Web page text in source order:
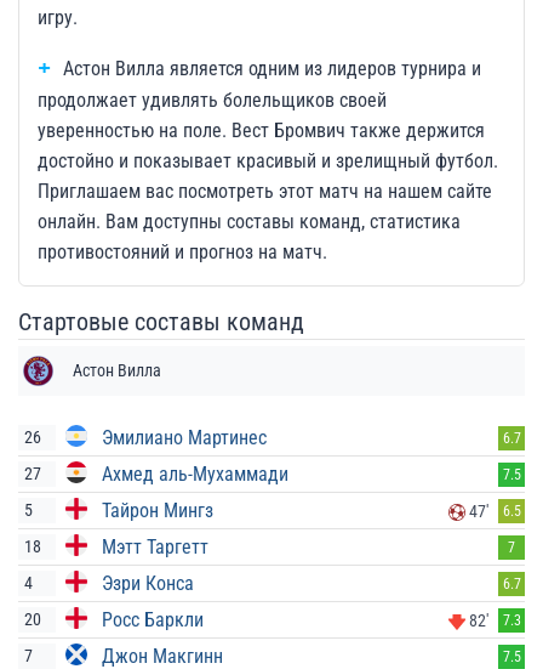
игру.
Астон Вилла является одним из лидеров турнира и
продолжает удивлять болельщиков своей
уверенностью на поле. Вест Бромвич также держится
достойно и показывает красивый и зрелищный футбол.
Приглашаем вас посмотреть этот матч на нашем сайте
онлайн. Вам доступны составы команд, статистика
противостояний и прогноз на матч.
Стартовые составы команд
Астон Вилла
26 Эмилиано Мартинес 6.7
27 Ахмед аль-Мухаммади 7.5
5 Тайрон Мингз 47' 6.5
18 Мэтт Таргетт 7
4 Эзри Конса 6.7
20 Росс Баркли 82' 7.3
7 Джон Макгинн 7.5